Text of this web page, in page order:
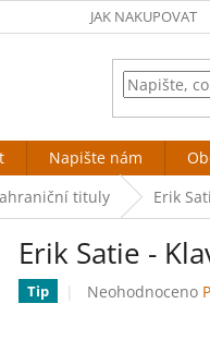
JAK NAKUPOVAT
Napište nám
tituly Erik
Erik Satie -
Tip
Průměrné
Neohodnoceno